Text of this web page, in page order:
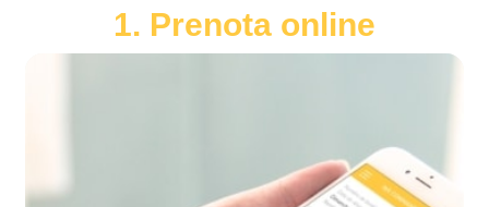
1. Prenota online